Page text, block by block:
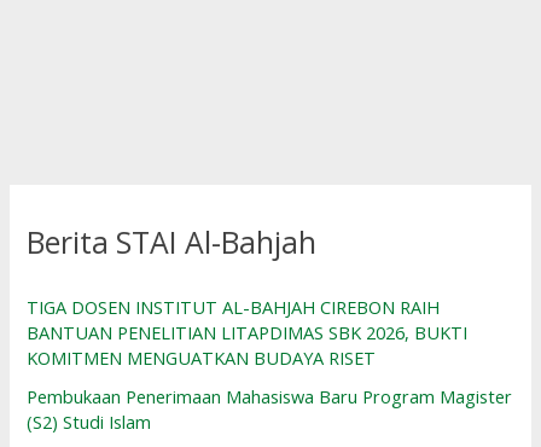
Berita STAI Al-Bahjah
TIGA DOSEN INSTITUT AL-BAHJAH CIREBON RAIH
BANTUAN PENELITIAN LITAPDIMAS SBK 2026, BUKTI
KOMITMEN MENGUATKAN BUDAYA RISET
Pembukaan Penerimaan Mahasiswa Baru Program Magister
(S2) Studi Islam